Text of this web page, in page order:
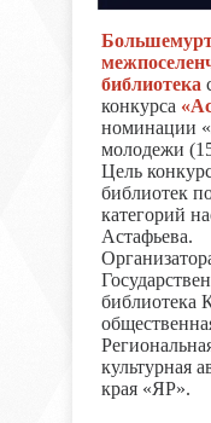
библиотека
конкурса
номинации
молодежи
Цель
библиотек
категорий
Астафьева.
библиотека
культурная
края «ЯР».